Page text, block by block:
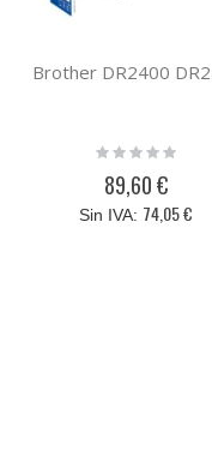
Brother DR2400
Rating:
89,60 €
74,05 €